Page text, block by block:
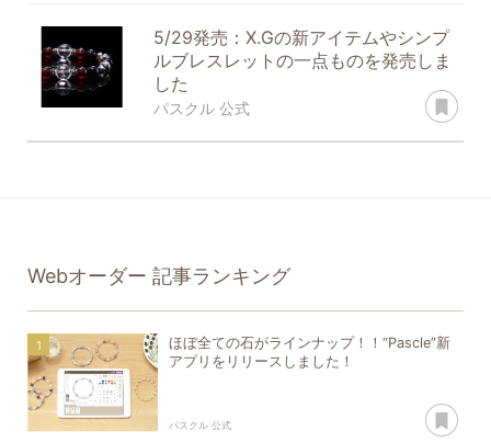
5/29発売：X.Gの新アイテムやシンプ
ルブレスレットの一点ものを発売しま
した
パスクル 公式
Webオーダー 記事ランキング
ほぼ全ての石がラインナップ！！“Pascle”新
アプリをリリースしました！
パスクル 公式